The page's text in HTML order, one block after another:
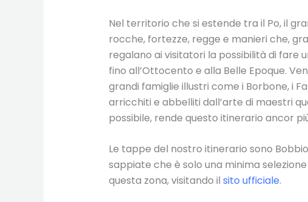
Nel territorio che si estende tra il Po, il
rocche, fortezze, regge e manieri che,
regalano ai visitatori la possibilità di fare
fino all’Ottocento e alla Belle Epoque.
grandi famiglie illustri come i Borbone, i
arricchiti e abbelliti dall’arte di maestri
possibile, rende questo itinerario ancor
Le tappe del nostro itinerario sono
sappiate che è solo una minima
questa zona, visitando il sito ufficiale.